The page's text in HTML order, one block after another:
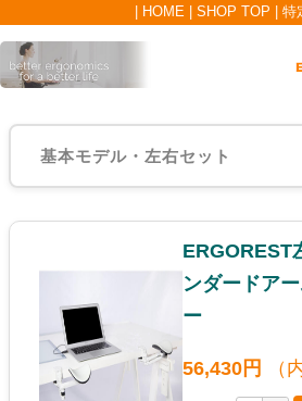
HOME SHOP TOP 特
基本モデル・左右セット
ERGOREST
ンダードア
ー
56,430円 （